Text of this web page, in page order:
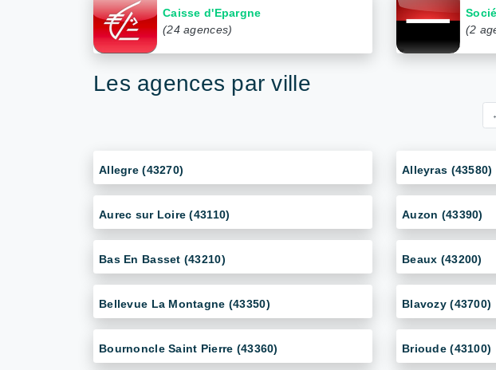
Caisse d'Epargne
(24 agences)
(2
Les agences par ville
Allegre (43270) Alleyras (43580)
Aurec sur Loire (43110) Auzon (43390)
Bas En Basset (43210) Beaux (43200)
Bellevue La Montagne (43350) Blavozy (43700)
Bournoncle Saint Pierre (43360) Brioude (43100)